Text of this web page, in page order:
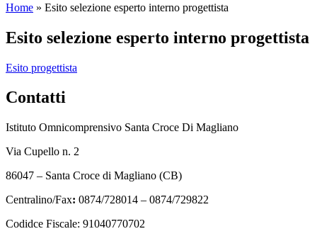
Home » Esito selezione esperto interno progettista
Esito selezione esperto interno progettista
Esito progettista
Contatti
Istituto Omnicomprensivo Santa Croce Di Magliano
Via Cupello n. 2
86047 – Santa Croce di Magliano (CB)
Centralino/Fax: 0874/728014 – 0874/729822
Codidce Fiscale: 91040770702